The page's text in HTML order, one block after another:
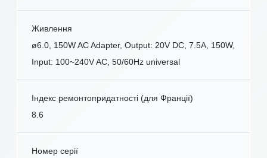
Живлення
ø6.0, 150W AC Adapter, Output: 20V DC, 7.5A, 150W,
Input: 100~240V AC, 50/60Hz universal
Індекс ремонтопридатності (для Франції)
8.6
Номер серії